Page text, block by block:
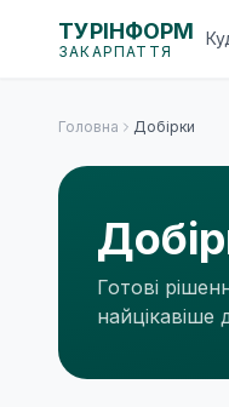
ТУРІНФОРМ
ЗАКАРПАТТЯ
Головна Добірки
Готові
найцікавіше